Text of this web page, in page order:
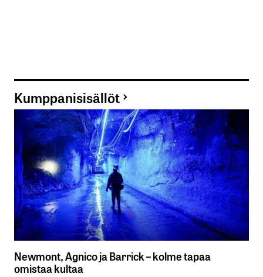
Kumppanisisällöt
Newmont, Agnico ja Barrick – kolme tapaa
omistaa kultaa